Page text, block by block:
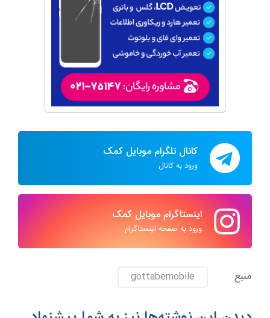
کانال تلگرام موبایل کمک
ورود به کانال
اینستاگرام موبایل کمک
ورود به صفحه اینستاگرام
منبع gottabemobile